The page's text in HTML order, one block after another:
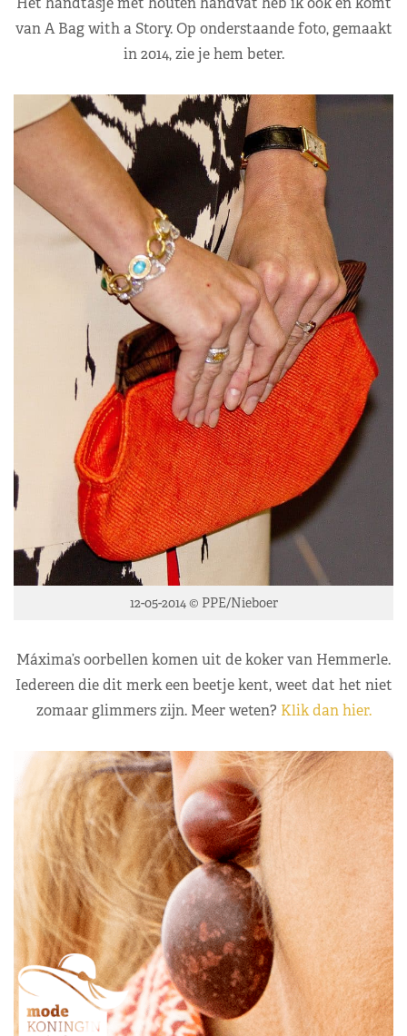
van A Bag with a Story. Op onderstaande foto, gemaakt
in 2014, zie je hem beter.
12-05-2014 © PPE/Nieboer
Máxima’s oorbellen komen uit de koker van Hemmerle.
Iedereen die dit merk een beetje kent, weet dat het niet
zomaar glimmers zijn. Meer weten? Klik dan hier.